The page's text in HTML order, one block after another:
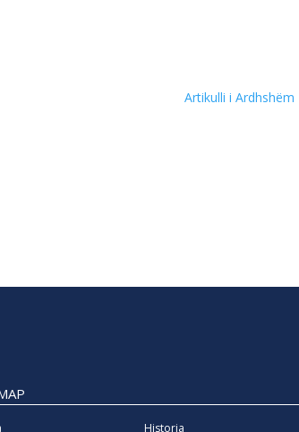
Artikulli i Ardhshëm
Historia